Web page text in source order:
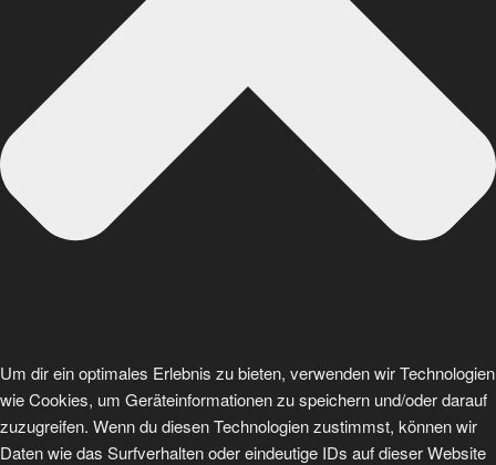
Um dir ein optimales Erlebnis zu bieten, verwenden wir Technologien
wie Cookies, um Geräteinformationen zu speichern und/oder darauf
zuzugreifen. Wenn du diesen Technologien zustimmst, können wir
Daten wie das Surfverhalten oder eindeutige IDs auf dieser Website